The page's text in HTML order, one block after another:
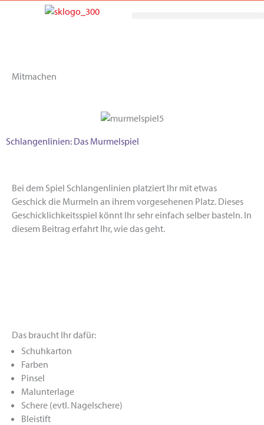
Mitmachen
Schlangenlinien: Das Murmelspiel
Bei dem Spiel Schlangenlinien platziert Ihr mit etwas
Geschick die Murmeln an ihrem vorgesehenen Platz. Dieses
Geschicklichkeitsspiel könnt Ihr sehr einfach selber basteln. In
diesem Beitrag erfahrt Ihr, wie das geht.
Das braucht Ihr dafür:
Schuhkarton
Farben
Pinsel
Malunterlage
Schere (evtl. Nagelschere)
Bleistift